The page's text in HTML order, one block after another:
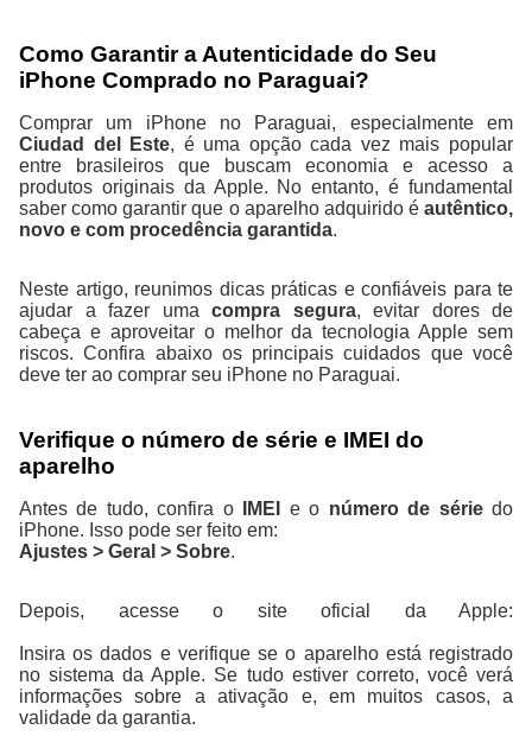
Como Garantir a Autenticidade do Seu
iPhone Comprado no Paraguai?
Comprar um iPhone no Paraguai, especialmente em
Ciudad del Este, é uma opção cada vez mais popular
entre brasileiros que buscam economia e acesso a
produtos originais da Apple. No entanto, é fundamental
saber como garantir que o aparelho adquirido é autêntico,
novo e com procedência garantida.
Neste artigo, reunimos dicas práticas e confiáveis para te
ajudar a fazer uma compra segura, evitar dores de
cabeça e aproveitar o melhor da tecnologia Apple sem
riscos. Confira abaixo os principais cuidados que você
deve ter ao comprar seu iPhone no Paraguai.
Verifique o número de série e IMEI do
aparelho
Antes de tudo, confira o IMEI e o número de sériedo
iPhone. Isso pode ser feito em:
Ajustes > Geral > Sobre.
Depois, acesse o site oficial da Apple:
Insira os dados e verifique se o aparelho está registrado
no sistema da Apple. Se tudo estiver correto, você verá
informações sobre a ativação e, em muitos casos, a
validade da garantia.